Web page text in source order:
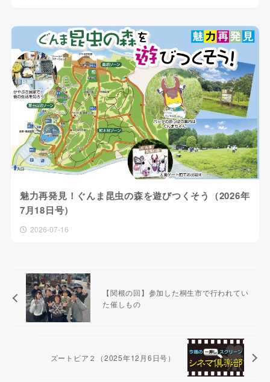
魅力再発見！ぐんま昆虫の森を遊びつくそう（2026年
7月18日号）
2026-07-16
【関根の回】参加した桐生市で行われてい
た催しもの
ズートピア２（2025年12月6日号）